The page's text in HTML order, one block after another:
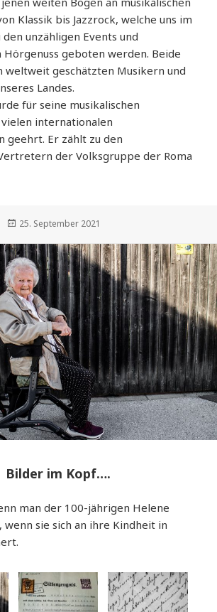
Klassik bis Jazzrock, welche uns im
unzähligen Events und
Hörgenuss geboten werden. Beide
weltweit geschätzten Musikern und
Landes.
für seine musikalischen
internationalen
geehrt. Er zählt zu den
der Volksgruppe der Roma
Veröffentlicht
25. September 2021
Bilder im Kopf….
man der 100-jährigen Helene
wenn sie sich an ihre Kindheit in